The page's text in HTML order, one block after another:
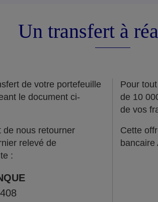
Un transfert à
de votre portefeuille
le document ci-
de nous retourner
relevé de
:
Pour
de 10
de vos
Cette
bancaire